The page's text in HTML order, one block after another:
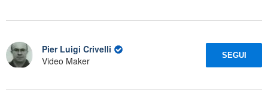
Pier Luigi Crivelli
Video Maker
SEGUI